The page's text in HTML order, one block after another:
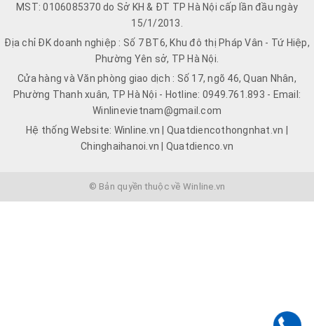
MST: 0106085370 do Sở KH & ĐT TP Hà Nội cấp lần đầu ngày
15/1/2013.
Địa chỉ ĐK doanh nghiệp : Số 7 BT6, Khu đô thị Pháp Vân - Tứ Hiệp,
Phường Yên sở, TP Hà Nội.
Cửa hàng và Văn phòng giao dịch : Số 17, ngõ 46, Quan Nhân,
Phường Thanh xuân, TP Hà Nội - Hotline: 0949.761.893 - Email:
Winlinevietnam@gmail.com
Hệ thống Website: Winline.vn | Quatdiencothongnhat.vn |
Chinghaihanoi.vn | Quatdienco.vn
© Bản quyền thuộc về Winline.vn